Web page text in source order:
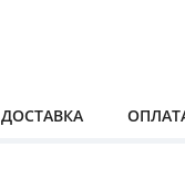
ДОСТАВКА